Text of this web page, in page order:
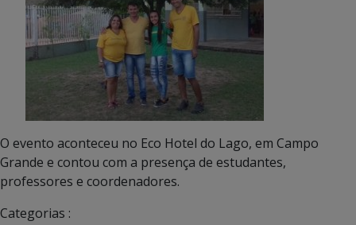
O evento aconteceu no Eco Hotel do Lago, em Campo
Grande e contou com a presença de estudantes,
professores e coordenadores.
Categorias :